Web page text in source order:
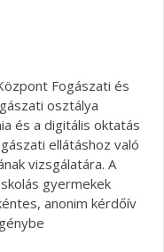
Fogászati és
osztálya
és a digitális oktatás
ellátáshoz való
vizsgálatára. A
gyermekek
anonim kérdőív